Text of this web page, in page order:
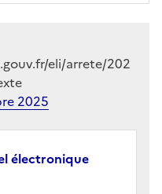
eli/arrete/202
2025
électronique